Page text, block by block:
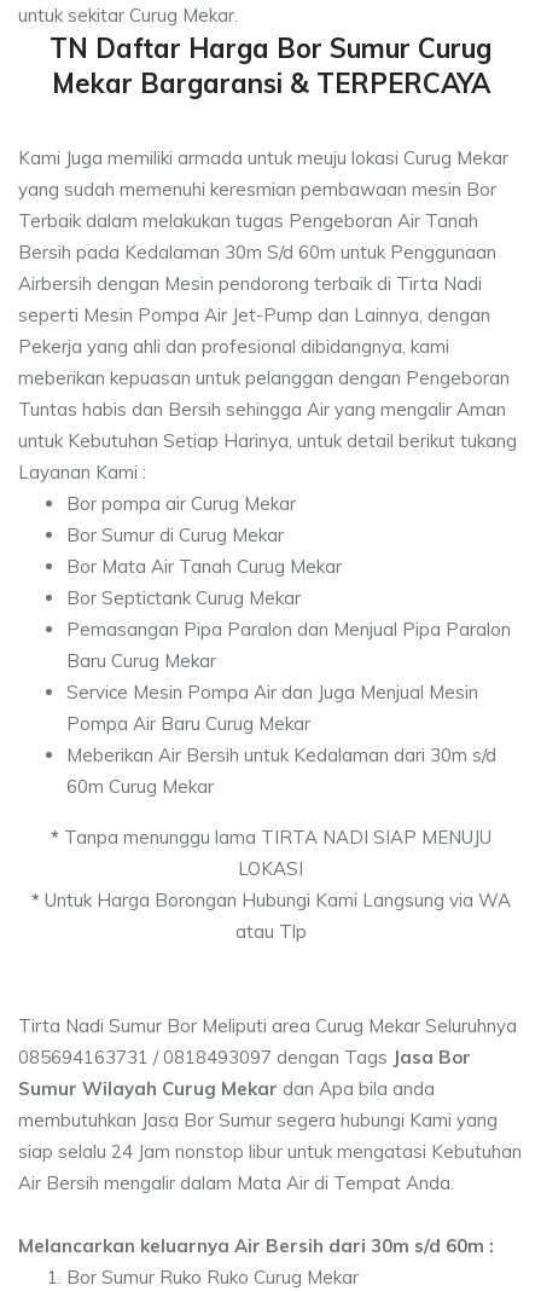
untuk sekitar Curug Mekar.
TN Daftar Harga Bor Sumur Curug
Mekar Bargaransi & TERPERCAYA
Kami Juga memiliki armada untuk meuju lokasi Curug Mekar
yang sudah memenuhi keresmian pembawaan mesin Bor
Terbaik dalam melakukan tugas Pengeboran Air Tanah
Bersih pada Kedalaman 30m S/d 60m untuk Penggunaan
Airbersih dengan Mesin pendorong terbaik di Tirta Nadi
seperti Mesin Pompa Air Jet-Pump dan Lainnya, dengan
Pekerja yang ahli dan profesional dibidangnya, kami
meberikan kepuasan untuk pelanggan dengan Pengeboran
Tuntas habis dan Bersih sehingga Air yang mengalir Aman
untuk Kebutuhan Setiap Harinya, untuk detail berikut tukang
Layanan Kami :
Bor pompa air Curug Mekar
Bor Sumur di Curug Mekar
Bor Mata Air Tanah Curug Mekar
Bor Septictank Curug Mekar
Pemasangan Pipa Paralon dan Menjual Pipa Paralon
Baru Curug Mekar
Service Mesin Pompa Air dan Juga Menjual Mesin
Pompa Air Baru Curug Mekar
Meberikan Air Bersih untuk Kedalaman dari 30m s/d
60m Curug Mekar
*Tanpa menunggu lama TIRTA NADI SIAP MENUJU
LOKASI
*Untuk Harga Borongan Hubungi Kami Langsung via WA
atau Tlp
Tirta Nadi Sumur Bor Meliputi area Curug Mekar Seluruhnya
085694163731 / 0818493097 dengan Tags Jasa Bor
Sumur Wilayah Curug Mekar dan Apa bila anda
membutuhkan Jasa Bor Sumur segera hubungi Kami yang
siap selalu 24 Jam nonstop libur untuk mengatasi Kebutuhan
Air Bersih mengalir dalam Mata Air di Tempat Anda.
Melancarkan keluarnya Air Bersih dari 30m s/d 60m :
Bor Sumur Ruko Ruko Curug Mekar